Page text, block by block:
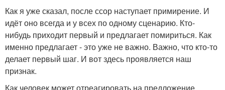
Как я уже сказал, после ссор наступает примирение. И
идёт оно всегда и у всех по одному сценарию. Кто-
нибудь приходит первый и предлагает помириться. Как
именно предлагает - это уже не важно. Важно, что кто-то
делает первый шаг. И вот здесь проявляется наш
признак.
Как человек может отреагировать на предложение